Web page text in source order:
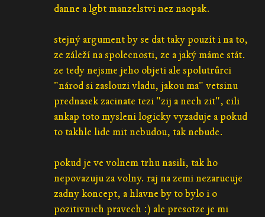
danne a lgbt manzelstvi nez naopak.
stejný argument by se dat taky pouzít i na to,
ze záleží na spolecnosti, ze a jaký máme stát.
ze tedy nejsme jeho objeti ale spolutrůrci
"národ si zaslouzi vladu, jakou ma" vetsinu
prednasek zacinate tezi "zij a nech zit", cili
ankap toto mysleni logicky vyzaduje a pokud
to takhle lide mit nebudou, tak nebude.
pokud je ve volnem trhu nasili, tak ho
nepovazuju za volny. raj na zemi nezarucuje
zadny koncept, a hlavne by to bylo i o
pozitivnich pravech :) ale presotze je mi